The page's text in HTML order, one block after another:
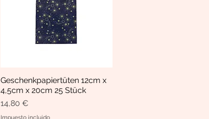
Vista rápida
Geschenkpapiertüten 12cm x
4,5cm x 20cm 25 Stück
Precio
14,80 €
Impuesto incluido